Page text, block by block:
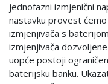
jednofazni izmjenični
nastavku provest
izmjenjivača s
izmjenjivača
uopće postoji
baterijsku banku.